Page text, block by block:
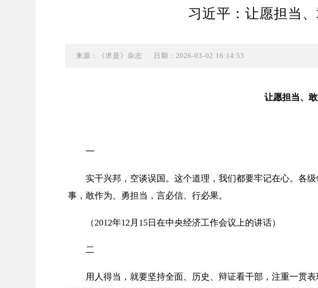
习近平：让愿担当
来源：《求是》杂志 日期：2026-03-02 16:14:53
让愿担当、
一
实干兴邦，空谈误国。这个道理，我们都要牢记在心。各
事，敢作为、勇担当，言必信、行必果。
（2012年12月15日在中央经济工作会议上的讲话）
二
用人得当，就要坚持全面、历史、辩证看干部，注重一贯